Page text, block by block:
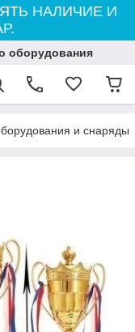
НАЛИЧИЕ И
оборудования
и снаряды